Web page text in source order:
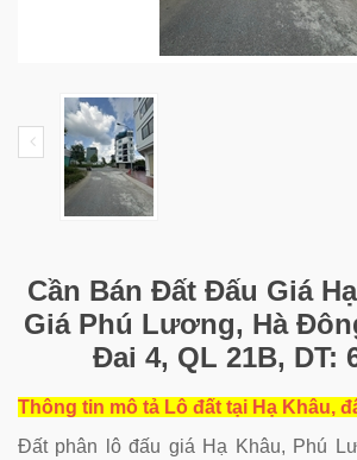
Cần Bán Đất Đấu Giá
Giá Phú Lương, Hà
Đai 4, QL 21B, DT:
Thông tin mô tả Lô đất tại Hạ Khâu,
Đất phân lô đấu giá Hạ Khâu, Phú